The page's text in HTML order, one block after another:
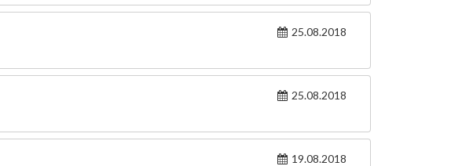
25.08.2018
25.08.2018
19.08.2018